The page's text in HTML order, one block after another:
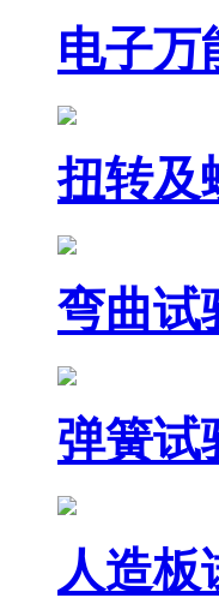
电子万
扭转及
弯曲试
弹簧试
人造板